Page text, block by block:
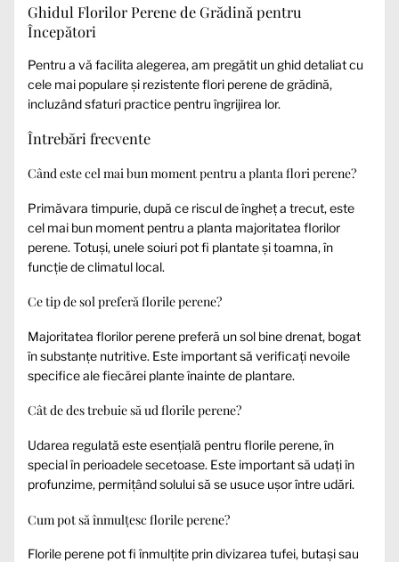
Ghidul Florilor Perene de Grădină pentru
Începători
Pentru a vă facilita alegerea, am pregătit un ghid detaliat cu
cele mai populare și rezistente flori perene de grădină,
incluzând sfaturi practice pentru îngrijirea lor.
Întrebări frecvente
Când este cel mai bun moment pentru a planta flori perene?
Primăvara timpurie, după ce riscul de îngheț a trecut, este
cel mai bun moment pentru a planta majoritatea florilor
perene. Totuși, unele soiuri pot fi plantate și toamna, în
funcție de climatul local.
Ce tip de sol preferă florile perene?
Majoritatea florilor perene preferă un sol bine drenat, bogat
în substanțe nutritive. Este important să verificați nevoile
specifice ale fiecărei plante înainte de plantare.
Cât de des trebuie să ud florile perene?
Udarea regulată este esențială pentru florile perene, în
special în perioadele secetoase. Este important să udați în
profunzime, permițând solului să se usuce ușor între udări.
Cum pot să înmulțesc florile perene?
Florile perene pot fi înmulțite prin divizarea tufei, butași sau